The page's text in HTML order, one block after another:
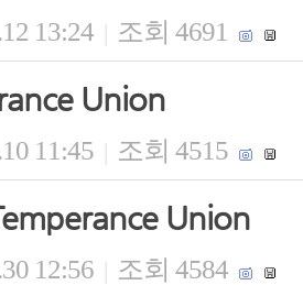
13:24 | 조회 4691
Union
11:45 | 조회 4515
Union
12:56 | 조회 4584